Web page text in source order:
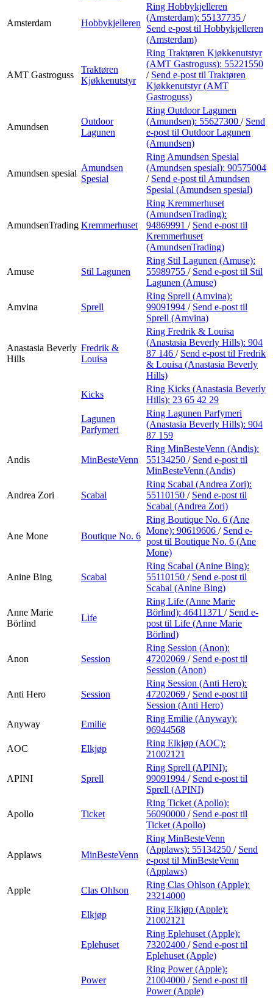
Amsterdam Hobbykjelleren
Ring Hobbykjelleren
(Amsterdam): 55137735 /
Send e-post til Hobbykjelleren
(Amsterdam)
AMT Gastroguss
Traktøren
Kjøkkenutstyr
Ring Traktøren Kjøkkenutstyr
(AMT Gastroguss): 55221550
/ Send e-post til Traktøren
Kjøkkenutstyr (AMT
Gastroguss)
Amundsen
Outdoor
Lagunen
Ring Outdoor Lagunen
(Amundsen): 55627300 / Send
e-post til Outdoor Lagunen
(Amundsen)
Amundsen spesial
Amundsen
Spesial
Ring Amundsen Spesial
(Amundsen spesial): 90575004
/ Send e-post til Amundsen
Spesial (Amundsen spesial)
AmundsenTrading Kremmerhuset
Ring Kremmerhuset
(AmundsenTrading):
94869991 / Send e-post til
Kremmerhuset
(AmundsenTrading)
Amuse Stil Lagunen
Ring Stil Lagunen (Amuse):
55989755 / Send e-post til Stil
Lagunen (Amuse)
Amvina Sprell
Ring Sprell (Amvina):
99091994 / Send e-post til
Sprell (Amvina)
Anastasia Beverly
Hills
Fredrik &
Louisa
Ring Fredrik & Louisa
(Anastasia Beverly Hills): 904
87 146 / Send e-post til Fredrik
& Louisa (Anastasia Beverly
Hills)
Kicks
Ring Kicks (Anastasia Beverly
Hills): 23 65 42 29
Lagunen
Parfymeri
Ring Lagunen Parfymeri
(Anastasia Beverly Hills): 904
87 159
Andis MinBesteVenn
Ring MinBesteVenn (Andis):
55134250 / Send e-post til
MinBesteVenn (Andis)
Andrea Zori Scabal
Ring Scabal (Andrea Zori):
55110150 / Send e-post til
Scabal (Andrea Zori)
Ane Mone Boutique No. 6
Ring Boutique No. 6 (Ane
Mone): 90619606 / Send e-
post til Boutique No. 6 (Ane
Mone)
Anine Bing Scabal
Ring Scabal (Anine Bing):
55110150 / Send e-post til
Scabal (Anine Bing)
Anne Marie
Börlind
Life
Ring Life (Anne Marie
Börlind): 46411371 / Send e-
post til Life (Anne Marie
Börlind)
Anon Session
Ring Session (Anon):
47202069 / Send e-post til
Session (Anon)
Anti Hero Session
Ring Session (Anti Hero):
47202069 / Send e-post til
Session (Anti Hero)
Anyway
Emilie
Ring Emilie (Anyway):
96944568
AOC
Elkjøp
Ring Elkjøp (AOC):
21002121
APINI Sprell
Ring Sprell (APINI):
99091994 / Send e-post til
Sprell (APINI)
Apollo Ticket
Ring Ticket (Apollo):
56090000 / Send e-post til
Ticket (Apollo)
Applaws MinBesteVenn
Ring MinBesteVenn
(Applaws): 55134250 / Send
e-post til MinBesteVenn
(Applaws)
Apple
Clas Ohlson
Ring Clas Ohlson (Apple):
23214000
Elkjøp
Ring Elkjøp (Apple):
21002121
Eplehuset
Ring Eplehuset (Apple):
73202400 / Send e-post til
Eplehuset (Apple)
Power
Ring Power (Apple):
21004000 / Send e-post til
Power (Apple)